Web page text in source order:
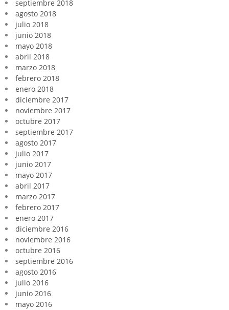
septiembre 2018
agosto 2018
julio 2018
junio 2018
mayo 2018
abril 2018
marzo 2018
febrero 2018
enero 2018
diciembre 2017
noviembre 2017
octubre 2017
septiembre 2017
agosto 2017
julio 2017
junio 2017
mayo 2017
abril 2017
marzo 2017
febrero 2017
enero 2017
diciembre 2016
noviembre 2016
octubre 2016
septiembre 2016
agosto 2016
julio 2016
junio 2016
mayo 2016